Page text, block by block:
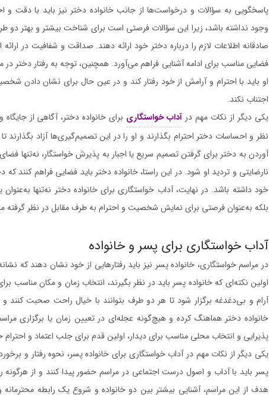
پاسخگویی به سؤالات و درخواست‌ها از جانب خانواده دختر نیز باید با دقت
وجود نداشته باشد، زیرا این سؤالات فرصتی است برای شناخت بیشتر و بهتر دو
صادقانه اطلاعات لازم را درباره دختر خود ارائه دهند. صداقت و شفافیت در
فضایی مناسب برای ادامه آشنایی فراهم می‌آورد. همچنین، توجه به رفتار دختر
او باید با احترام و آرامش از خود رفتار کند و در عین حال برای نشان دادن
اجتناب نکند.
یکی دیگر از نکات مهم در آداب خواستگاری برای خانواده دختر، آگاهی از
نظر و احساسات دختر احترام بگذارند و او را در این تصمیم‌گیری‌ها آزاد بگذارند
آوردن به دختر برای گرفتن تصمیم سریع یا اجبار به پذیرش خواستگار، نه‌تنها
نارضایتی و تردید او شود. در این راستا، خانواده دختر باید فضایی فراهم کنند
خود داشته باشد. در نهایت، آداب خواستگاری برای خانواده دختر نه‌تنها
بلکه به‌عنوان فرصتی برای نمایش شخصیت و احترام به طرف مقابل در نظر گرفته
آداب خواستگاری برای پسر و خانواده
در مراسم خواستگاری، خانواده پسر نیز باید رفتارهایی از خود نشان دهند که
اولین نکته‌ای که خانواده پسر باید در نظر بگیرند، انتخاب زمان و مکان مناسب
آرام و بی‌دغدغه برگزار شود تا هر دو طرف بتوانند با خیال راحت صحبت کنند و
خانواده دختر هماهنگ کرده و هیچ‌گونه عجله‌ای در تعیین زمان یا برگزاری
پذیرایی و انتخاب محلی مناسب برای دیدار، اولین قدم برای جلب اعتماد و
یکی دیگر از نکات مهم در آداب خواستگاری برای خانواده پسر، نحوه رفتار و
پسر باید با آداب و اصول درست اجتماعی در مراسم حضور پیدا کنند و از هرگونه
هدف از این مراسم، آشنایی بیشتر بین دو خانواده و شروع یک رابطه محترمانه و